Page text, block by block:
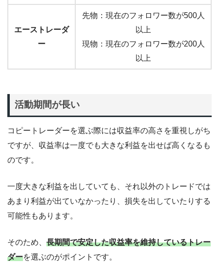
エーストレーダ
ー
先物：現在のフォロワー数が500人
以上
現物：現在のフォロワー数が200人
以上
活動期間が長い
コピートレーダーを選ぶ際には収益率の高さを重視しがち
ですが、収益率は一度でも大きな利益を出せば高くなるも
のです。
一度大きな利益を出していても、それ以外のトレードでは
あまり利益が出ていなかったり、損失を出していたりする
可能性もあります。
そのため、 長期間で安定した収益率を維持しているトレー
ダーを選ぶのがポイントです。